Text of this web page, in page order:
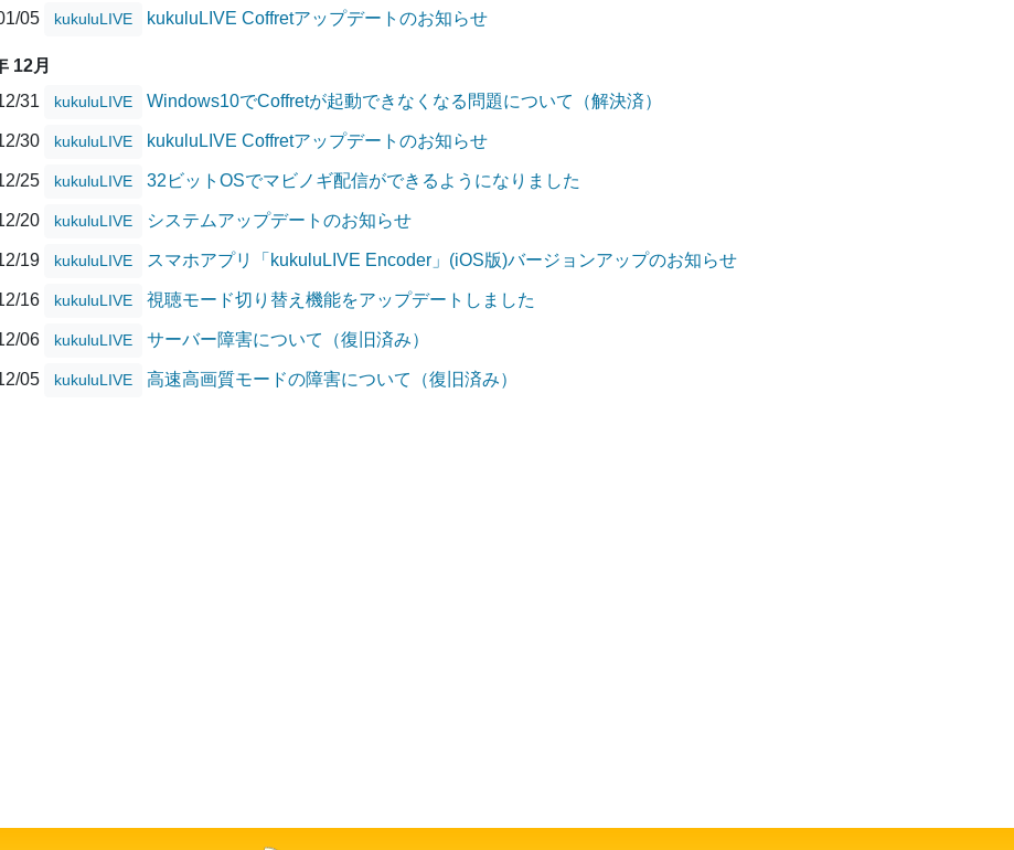
05 kukuluLIVE kukuluLIVE Coffretアップデートのお知らせ
12月
31
kukuluLIVE Windows10でCoffretが起動できなくなる問題について（解決済）
30 kukuluLIVE kukuluLIVE Coffretアップデートのお知らせ
25 kukuluLIVE 32ビットOSでマビノギ配信ができるようになりました
20 kukuluLIVE システムアップデートのお知らせ
19 kukuluLIVE スマホアプリ「kukuluLIVE Encoder」(iOS版)バージョンアップのお知らせ
16 kukuluLIVE 視聴モード切り替え機能をアップデートしました
06 kukuluLIVE サーバー障害について（復旧済み）
05 kukuluLIVE 高速高画質モードの障害について（復旧済み）